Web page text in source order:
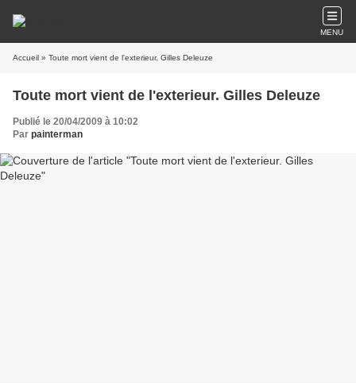
MENU
Accueil » Toute mort vient de l'exterieur. Gilles Deleuze
Toute mort vient de l'exterieur. Gilles Deleuze
Publié le 20/04/2009 à 10:02
Par painterman